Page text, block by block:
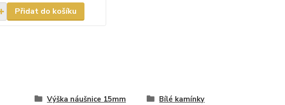
Přidat do košíku
Výška náušnice 15mm
Bílé kamínky